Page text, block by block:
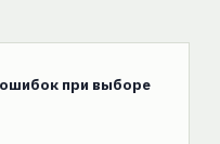
при выборе